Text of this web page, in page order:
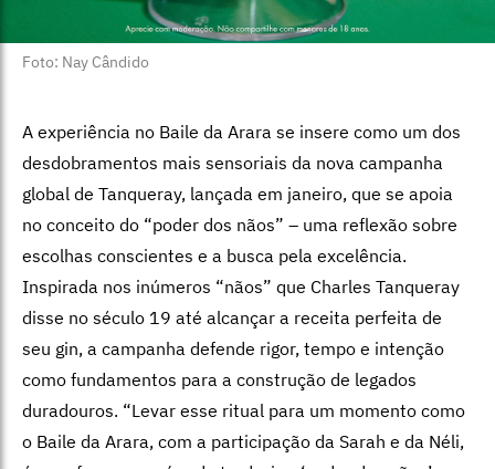
Foto: Nay Cândido
A experiência no Baile da Arara se insere como um dos
desdobramentos mais sensoriais da nova campanha
global de Tanqueray, lançada em janeiro, que se apoia
no conceito do “poder dos nãos” – uma reflexão sobre
escolhas conscientes e a busca pela excelência.
Inspirada nos inúmeros “nãos” que Charles Tanqueray
disse no século 19 até alcançar a receita perfeita de
seu gin, a campanha defende rigor, tempo e intenção
como fundamentos para a construção de legados
duradouros. “Levar esse ritual para um momento como
o Baile da Arara, com a participação da Sarah e da Néli,